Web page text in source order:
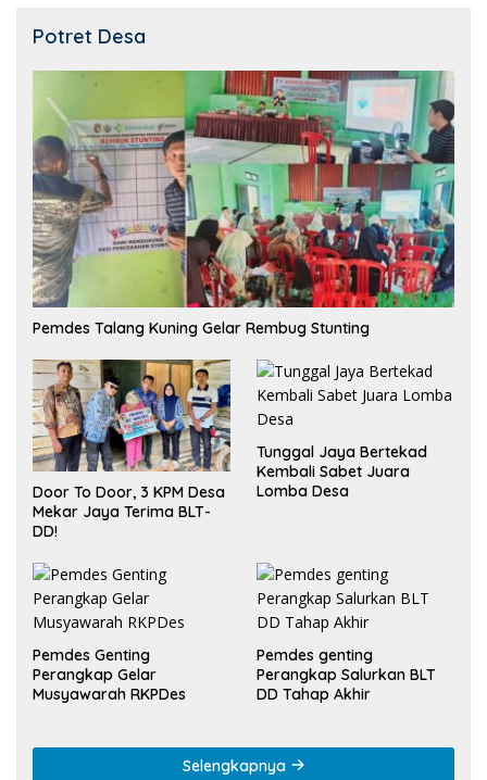
Potret Desa
Pemdes Talang Kuning Gelar Rembug Stunting
Door To Door, 3 KPM Desa
Mekar Jaya Terima BLT-
DD!
Tunggal Jaya Bertekad
Kembali Sabet Juara
Lomba Desa
Pemdes Genting
Perangkap Gelar
Musyawarah RKPDes
Pemdes genting
Perangkap Salurkan BLT
DD Tahap Akhir
Selengkapnya